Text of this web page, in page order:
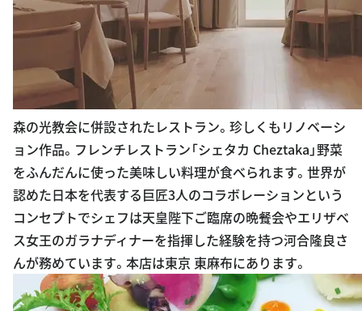
森の光教会に併設されたレストラン。珍しくもリノベーシ
ョン作品。フレンチレストラン「シェタカ Cheztaka」野菜
をふんだんに使った美味しい料理が食べられます。世界が
認めた日本を代表する巨匠3人のコラボレーションという
コンセプトでシェフは天皇陛下ご臨席の晩餐会やエリザベ
ス女王のガラナディナーを指揮した経験を持つ河合隆良さ
んが務めています。本店は東京 東麻布にあります。